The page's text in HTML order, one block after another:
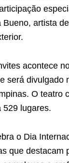
Bueno, artista
acontece
será divulgado
O teatro
529 lugares.
o Dia
que destacam